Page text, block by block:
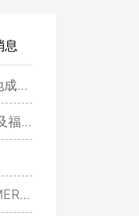
息
？
民
文